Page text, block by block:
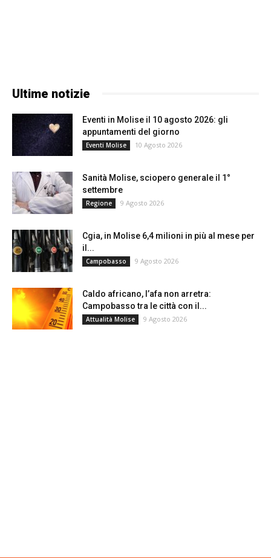
Ultime notizie
Eventi in Molise il 10 agosto 2026: gli
appuntamenti del giorno
Eventi Molise 10 Agosto 2026
Sanità Molise, sciopero generale il 1°
settembre
Regione 9 Agosto 2026
Cgia, in Molise 6,4 milioni in più al mese per
il...
Campobasso 9 Agosto 2026
Caldo africano, l’afa non arretra:
Campobasso tra le città con il...
Attualità Molise 9 Agosto 2026